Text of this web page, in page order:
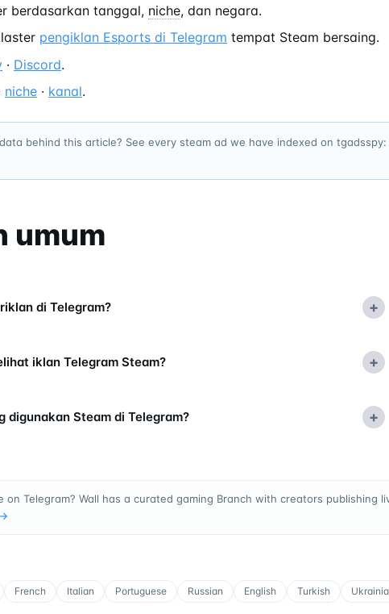
berdasarkan tanggal, niche, dan negara.
pengiklan Esports di Telegram tempat Steam bersaing.
· Discord.
niche · kanal.
behind this article? See every steam ad we have indexed on tgadsspy:
umum
di Telegram? +
iklan Telegram Steam? +
digunakan Steam di Telegram? +
on Telegram? Wall has a curated gaming Branch with creators publishing
→
French Italian Portuguese Russian English Turkish